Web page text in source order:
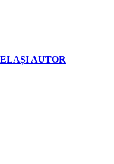
AUTOR